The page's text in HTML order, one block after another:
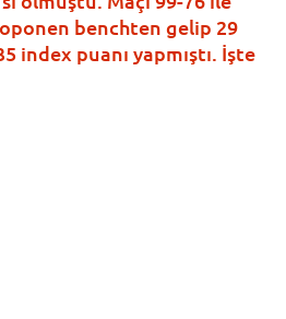
benchten gelip 29
index puanı yapmıştı. İşte